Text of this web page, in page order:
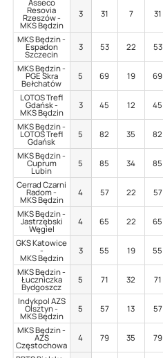
Asseco
Resovia
Rzeszów -
MKS Będzin
3 31 7 31
MKS Będzin -
Espadon
Szczecin
3 53 22 53
MKS Będzin -
PGE Skra
Bełchatów
5 69 19 69
LOTOS Trefl
Gdańsk -
MKS Będzin
3 45 12 45
MKS Będzin -
LOTOS Trefl
Gdańsk
5 82 35 82
MKS Będzin -
Cuprum
Lubin
5 85 34 85
Cerrad Czarni
Radom -
MKS Będzin
4 57 22 57
MKS Będzin -
Jastrzębski
Węgiel
4 65 22 65
GKS Katowice
-
MKS Będzin
3 55 19 55
MKS Będzin -
Łuczniczka
Bydgoszcz
5 71 32 71
Indykpol AZS
Olsztyn -
MKS Będzin
5 57 13 57
MKS Będzin -
AZS
Częstochowa
4 79 35 79